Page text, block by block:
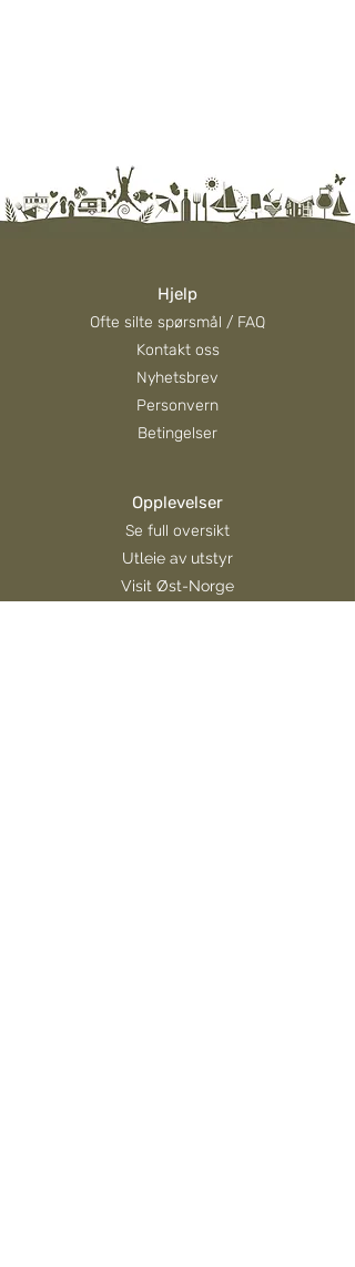
Større snømengder
Hjelp
Ofte silte spørsmål / FAQ
Kontakt oss
Nyhetsbrev
Personvern
Betingelser
Opplevelser
Se full oversikt
Utleie av utstyr
Visit Øst-Norge